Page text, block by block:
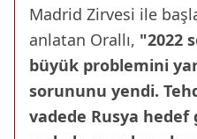
Madrid Zirvesi ile
anlatan Orallı, "2022
büyük problemini
sorununu yendi.
vadede Rusya